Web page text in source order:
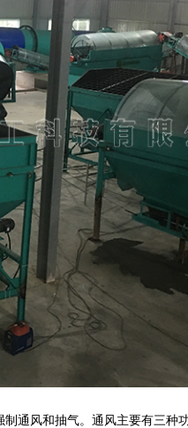
通风和抽气。通风主要有三种